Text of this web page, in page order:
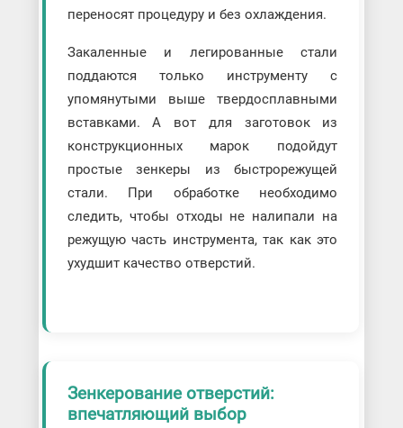
переносят процедуру и без охлаждения.
Закаленные и легированные стали
поддаются только инструменту с
упомянутыми выше твердосплавными
вставками. А вот для заготовок из
конструкционных марок подойдут
простые зенкеры из быстрорежущей
стали. При обработке необходимо
следить, чтобы отходы не налипали на
режущую часть инструмента, так как это
ухудшит качество отверстий.
Зенкерование отверстий:
впечатляющий выбор